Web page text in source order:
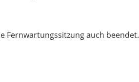
Fernwartungssitzung auch beendet.